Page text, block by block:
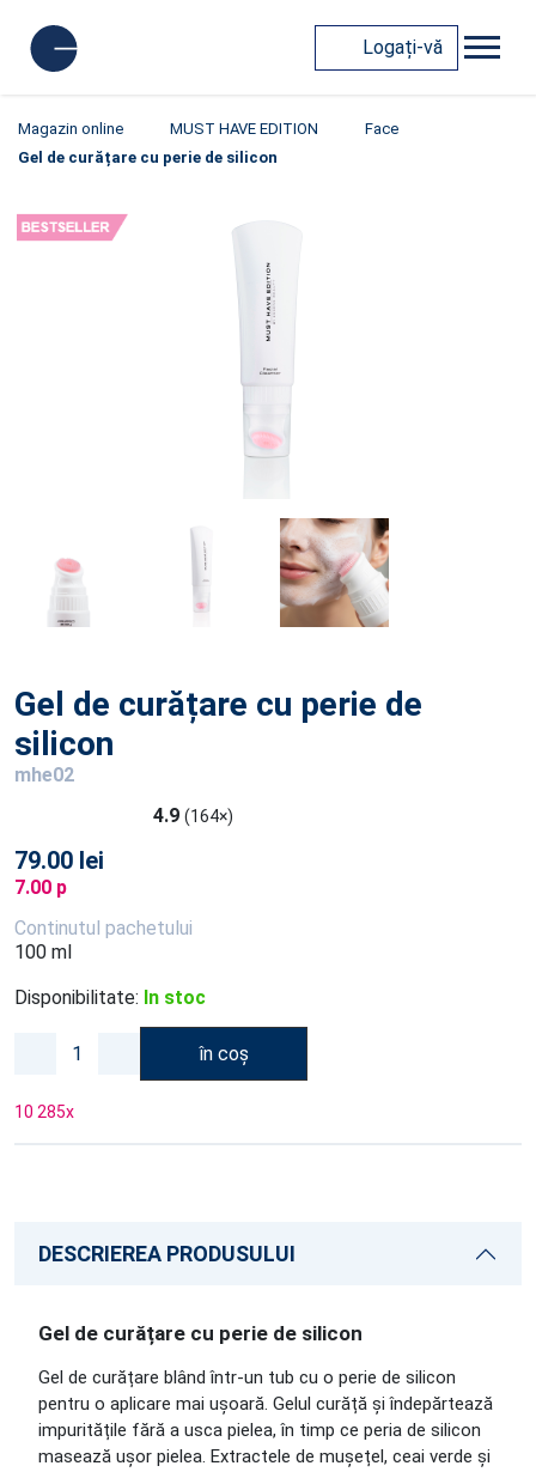
Logați-vă
Magazin online MUST HAVE EDITION
Face
Gel de curățare cu perie de silicon
Gel de curățare cu perie de
silicon
mhe02
4.9 (164×)
79.00 lei
7.00 p
Continutul pachetului
100 ml
Disponibilitate: In stoc
în coș
10 285x
DESCRIEREA PRODUSULUI
Gel de curățare cu perie de silicon
Gel de curățare blând într-un tub cu o perie de silicon
pentru o aplicare mai ușoară. Gelul curăță și îndepărtează
impuritățile fără a usca pielea, în timp ce peria de silicon
masează ușor pielea. Extractele de mușețel, ceai verde și